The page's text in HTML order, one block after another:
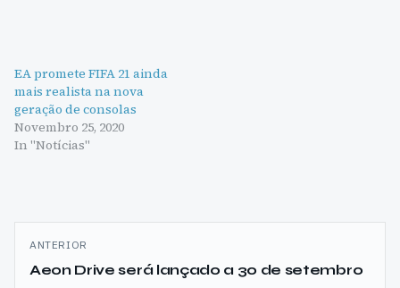
Stadia. FIFA 22 estará
disponível em todo o
mundo a 1 de…
EA promete FIFA 21 ainda
mais realista na nova
geração de consolas
Novembro 25, 2020
In "Notícias"
Navegação
de
ANTERIOR
Aeon Drive será lançado a 30 de setembro